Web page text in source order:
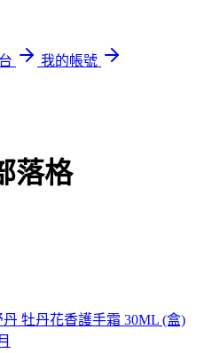
我的帳號
落格
牡丹花香護手霜 30ML (盒)